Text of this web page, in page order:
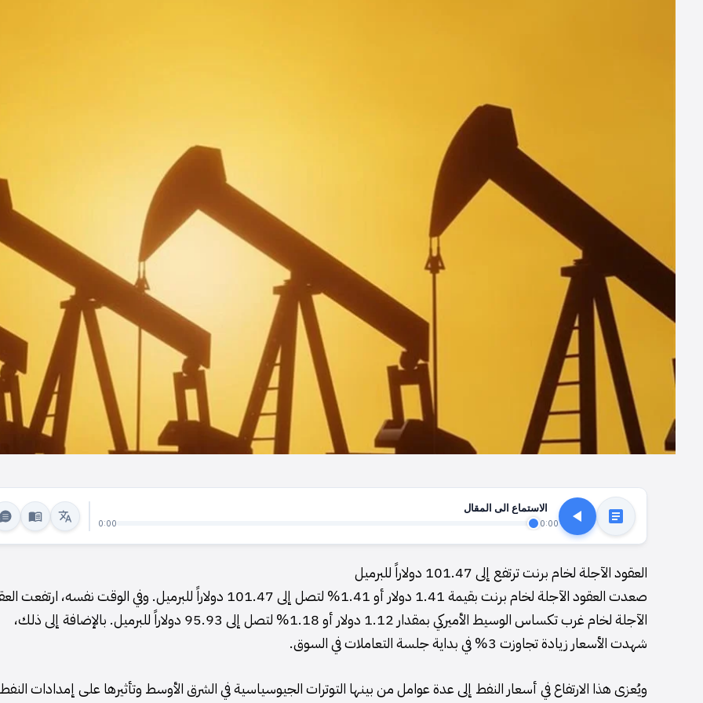
الاستماع الى المقال
0:00
0:00
العقود الآجلة لخام برنت ترتفع إلى 101.47 دولاراً للبرميل
صعدت العقود الآجلة لخام برنت بقيمة 1.41 دولار أو 1.41% لتصل إلى 101.47 دولاراً للبرميل. وفي الوقت نفسه،
الآجلة لخام غرب تكساس الوسيط الأميركي بمقدار 1.12 دولار أو 1.18% لتصل إلى 95.93 دولاراً للبرميل. بالإضافة إلى ذلك،
شهدت الأسعار زيادة تجاوزت 3% في بداية جلسة التعاملات في السوق.
ويُعزى هذا الارتفاع في أسعار النفط إلى عدة عوامل من بينها التوترات الجيوسياسية في الشرق الأوسط وتأثيرها على إمدادات